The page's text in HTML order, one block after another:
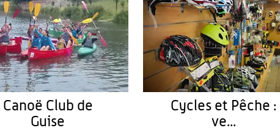
Canoë Club de
Guise
Cycles et Pêche :
ve...